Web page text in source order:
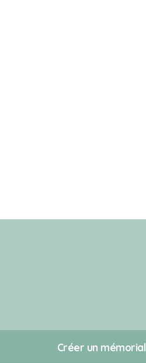
Créer un mémorial